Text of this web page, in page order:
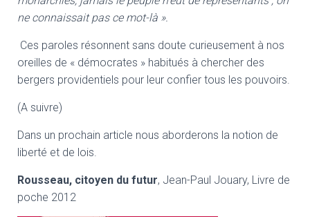
ne connaissait pas ce mot-là ».
Ces paroles résonnent sans doute curieusement à nos
oreilles de « démocrates » habitués à chercher des
bergers providentiels pour leur confier tous les pouvoirs.
(A suivre)
Dans un prochain article nous aborderons la notion de
liberté et de lois.
Rousseau, citoyen du futur, Jean-Paul Jouary, Livre de
poche 2012